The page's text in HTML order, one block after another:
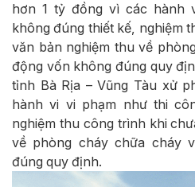
hơn 1 tỷ đồng vì các hành
không đúng thiết kế, nghiệm
văn bản nghiệm thu về
động vốn không đúng quy
tỉnh Bà Rịa – Vũng Tàu xử
hành vi vi phạm như thi
nghiệm thu công trình khi
về phòng cháy chữa cháy
đúng quy định.